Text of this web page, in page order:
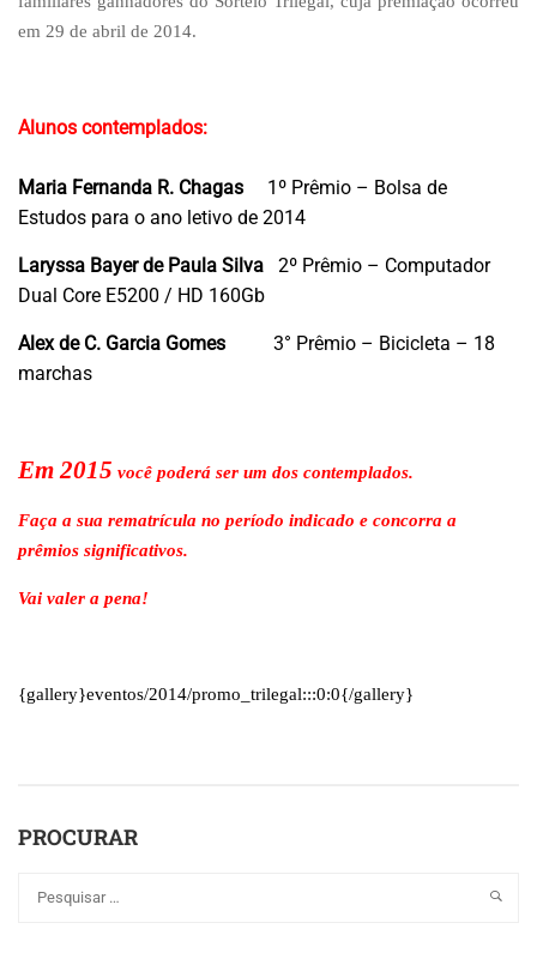
em 29 de abril de 2014.
Alunos contemplados:
Maria Fernanda R. Chagas 1º Prêmio – Bolsa de
Estudos para o ano letivo de 2014
Laryssa Bayer de Paula Silva 2º Prêmio – Computador
Dual Core E5200 / HD 160Gb
Alex de C. Garcia Gomes 3° Prêmio – Bicicleta – 18
marchas
Em 2015 você poderá ser um dos contemplados.
Faça a sua rematrícula no período indicado e concorra a
prêmios significativos.
Vai valer a pena!
{gallery}eventos/2014/promo_trilegal:::0:0{/gallery}
PROCURAR